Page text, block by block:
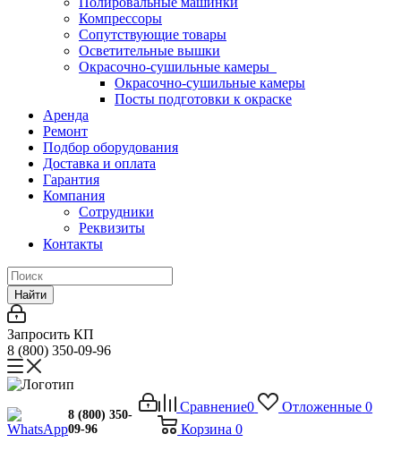
Компрессоры
Сопутствующие товары
Осветительные вышки
Окрасочно-сушильные камеры
Окрасочно-сушильные камеры
Посты подготовки к окраске
Аренда
Ремонт
Подбор оборудования
Доставка и оплата
Гарантия
Компания
Сотрудники
Реквизиты
Контакты
Найти
Запросить КП
8 (800) 350-09-96
Сравнение0 Отложенные 0
Корзина 0
8 (800) 350-
09-96